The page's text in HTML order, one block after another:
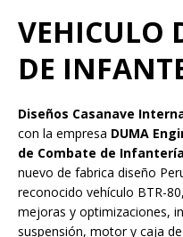
VEHICULO
DE
Diseños Casanave
con la empresa DUMA
de Combate de Infantería
nuevo de fabrica diseño
reconocido vehículo BTR-
mejoras y optimizaciones,
suspensión, motor y caja